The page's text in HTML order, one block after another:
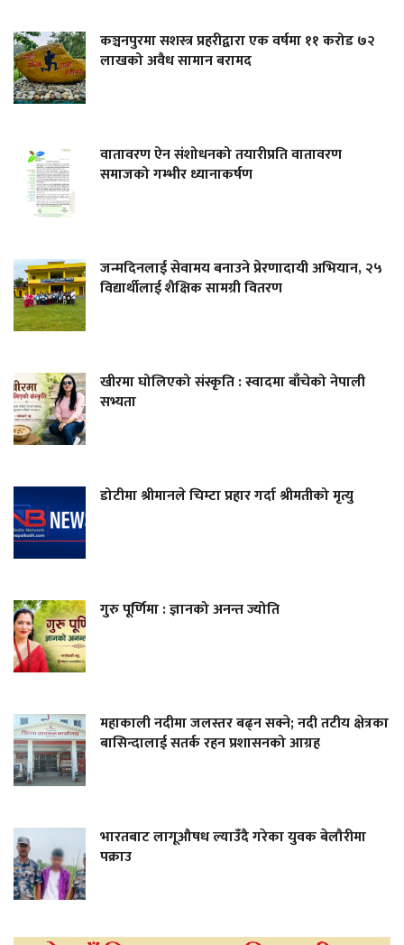
कञ्चनपुरमा सशस्त्र प्रहरीद्वारा एक वर्षमा ११ करोड ७२
लाखको अवैध सामान बरामद
वातावरण ऐन संशोधनको तयारीप्रति वातावरण
समाजको गम्भीर ध्यानाकर्षण
जन्मदिनलाई सेवामय बनाउने प्रेरणादायी अभियान, २५
विद्यार्थीलाई शैक्षिक सामग्री वितरण
खीरमा घोलिएको संस्कृति : स्वादमा बाँचेको नेपाली
सभ्यता
डोटीमा श्रीमानले चिम्टा प्रहार गर्दा श्रीमतीको मृत्यु
गुरु पूर्णिमा : ज्ञानको अनन्त ज्योति
महाकाली नदीमा जलस्तर बढ्न सक्ने; नदी तटीय क्षेत्रका
बासिन्दालाई सतर्क रहन प्रशासनको आग्रह
भारतबाट लागूऔषध ल्याउँदै गरेका युवक बेलौरीमा
पक्राउ